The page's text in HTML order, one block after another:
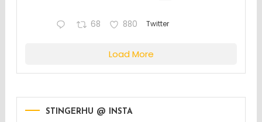
68 880 Twitter
Load More
STINGERHU @ INSTA